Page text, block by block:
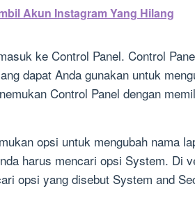
Akun Instagram Yang Hilang
ke Control Panel. Control
dapat Anda gunakan untuk
Control Panel dengan
opsi untuk mengubah nama
harus mencari opsi System. Di
opsi yang disebut System and